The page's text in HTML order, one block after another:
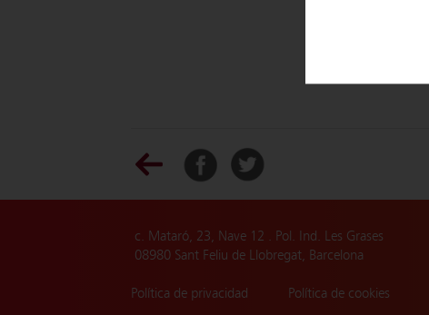
c. Mataró, 23, Nave 12 . Pol. Ind. Les Grases
08980 Sant Feliu de Llobregat, Barcelona
Política de privacidad Política de cookies